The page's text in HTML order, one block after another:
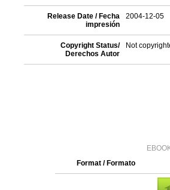
Release Date / Fecha
impresión
2004-12-05
Copyright Status/
Derechos Autor
Not
Format / Formato